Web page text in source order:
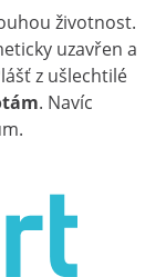
životnost.
uzavřen a
z ušlechtilé
. Navíc